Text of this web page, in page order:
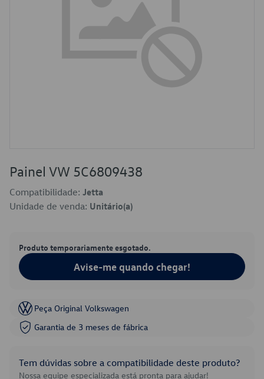
Painel VW 5C6809438
Compatibilidade: Jetta
Unidade de venda: Unitário(a)
Produto temporariamente esgotado.
Avise-me quando chegar!
Peça Original Volkswagen
Garantia de 3 meses de fábrica
Tem dúvidas sobre a compatibilidade deste produto?
Nossa equipe especializada está pronta para ajudar!